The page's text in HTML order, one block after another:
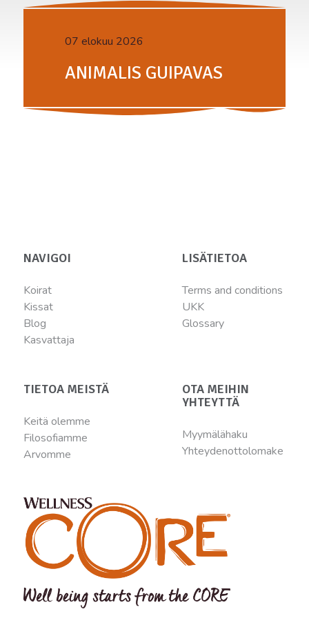
07 elokuu 2026
ANIMALIS GUIPAVAS
NAVIGOI
Koirat
Kissat
Blog
Kasvattaja
LISÄTIETOA
Terms and conditions
UKK
Glossary
TIETOA MEISTÄ
Keitä olemme
Filosofiamme
Arvomme
OTA MEIHIN
YHTEYTTÄ
Myymälähaku
Yhteydenottolomake